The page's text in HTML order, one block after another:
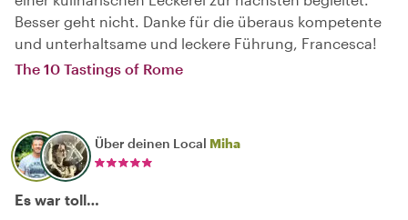
Besser geht nicht. Danke für die überaus kompetente
und unterhaltsame und leckere Führung, Francesca!
The 10 Tastings of Rome
Über deinen Local Miha
Es war toll…